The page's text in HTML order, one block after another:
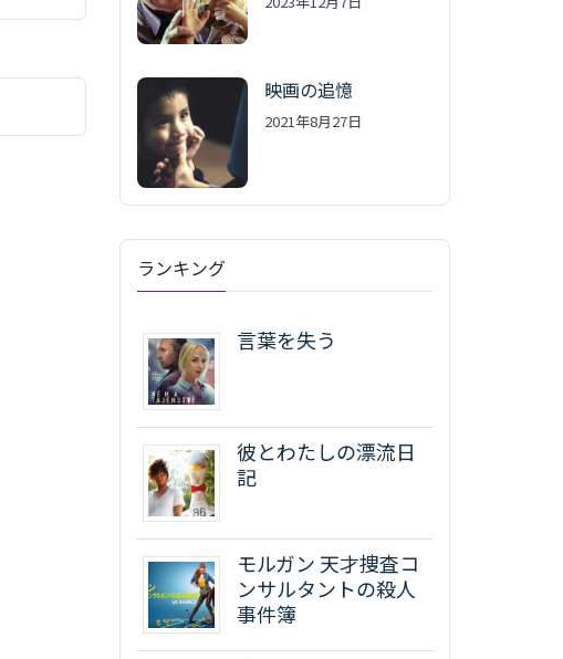
映画の追憶
2021年8月27日
ランキング
言葉を失う
彼とわたしの漂流日
記
モルガン 天才捜査コ
ンサルタントの殺人
事件簿